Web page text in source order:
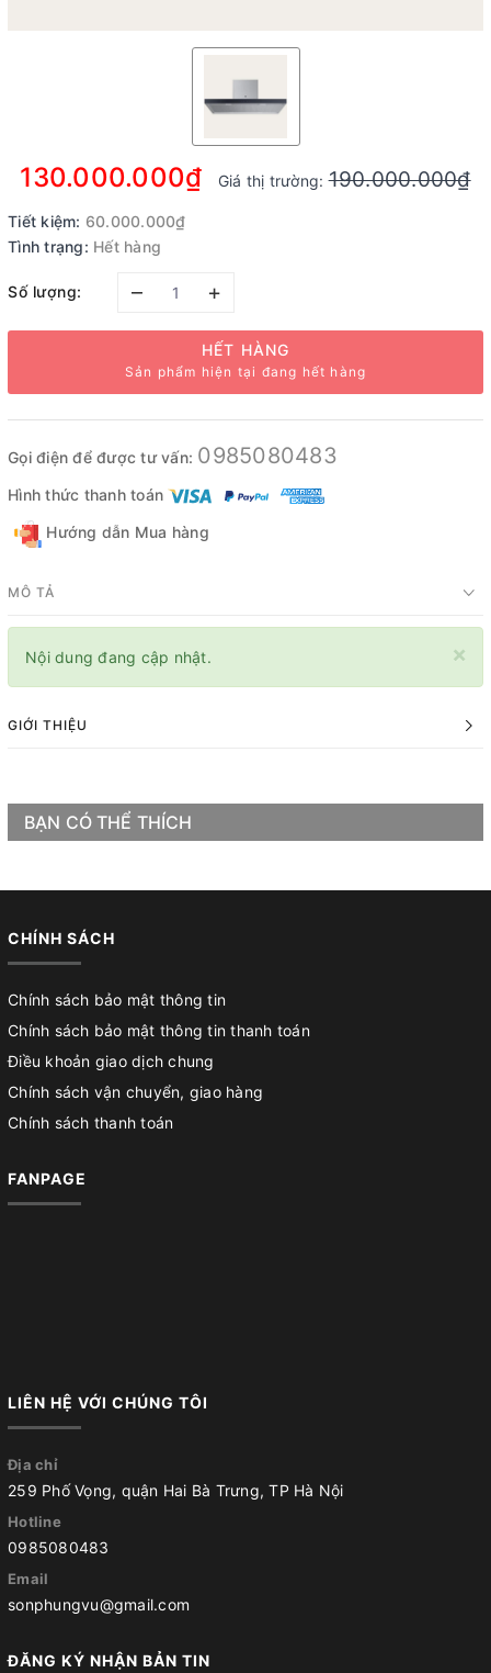
130.000.000₫ Giá thị trường:190.000.000₫
Tiết kiệm: 60.000.000₫
Tình trạng: Hết hàng
Số lượng: – +
HẾT HÀNG
Sản phẩm hiện tại đang hết hàng
Gọi điện để được tư vấn: 0985080483
Hình thức thanh toán
Hướng dẫn Mua hàng
MÔ TẢ
×
Nội dung đang cập nhật.
GIỚI THIỆU
BẠN CÓ THỂ THÍCH
CHÍNH SÁCH
Chính sách bảo mật thông tin
Chính sách bảo mật thông tin thanh toán
Điều khoản giao dịch chung
Chính sách vận chuyển, giao hàng
Chính sách thanh toán
FANPAGE
LIÊN HỆ VỚI CHÚNG TÔI
Địa chỉ
259 Phố Vọng, quận Hai Bà Trưng, TP Hà Nội
Hotline
0985080483
Email
sonphungvu@gmail.com
ĐĂNG KÝ NHẬN BẢN TIN